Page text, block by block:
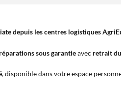
depuis les centres logistiques
réparations sous garantieavec retrait
, disponible dans votre espace